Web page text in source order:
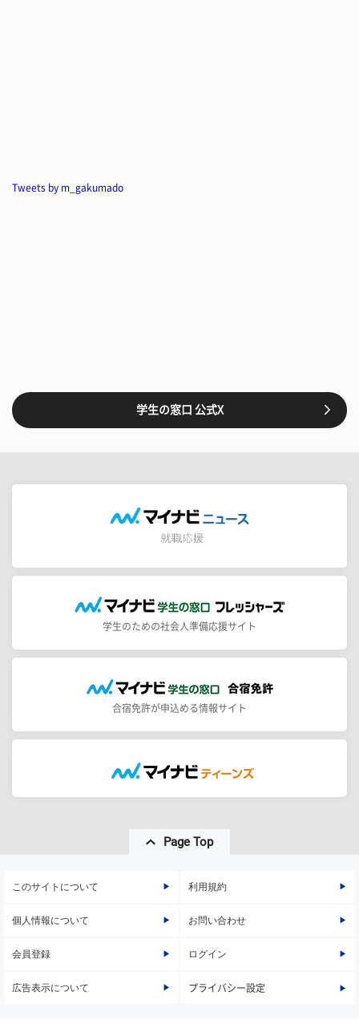
Tweets by m_gakumado
学生の窓口 公式X
学生のための社会人準備応援サイト
合宿免許が申込める情報サイト
Page Top
このサイトについて 利用規約
個人情報について お問い合わせ
会員登録 ログイン
広告表示について プライバシー設定